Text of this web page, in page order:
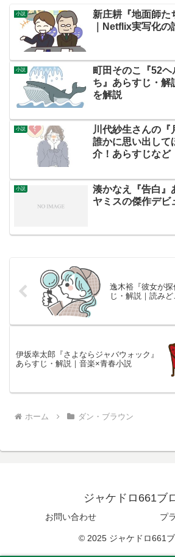
小説
新庄耕『地面師た
｜Netflix実写化の
小説
町田そのこ『52
ち』あらすじ・解
を解説
小説
川代紗生さんの『
誰かに思い出して
介！あらすじなど
小説
湊かなえ『告白』
ヤミスの傑作デビ
逸木裕『彼女が
じ・解説｜読み
伊坂幸太郎『さよならジャバウォック』
あらすじ・解説｜音楽×青春小説
ホーム ダン・ブラウン
ジャケドロ661ブ
お問い合わせ プ
© 2025 ジャケドロ661